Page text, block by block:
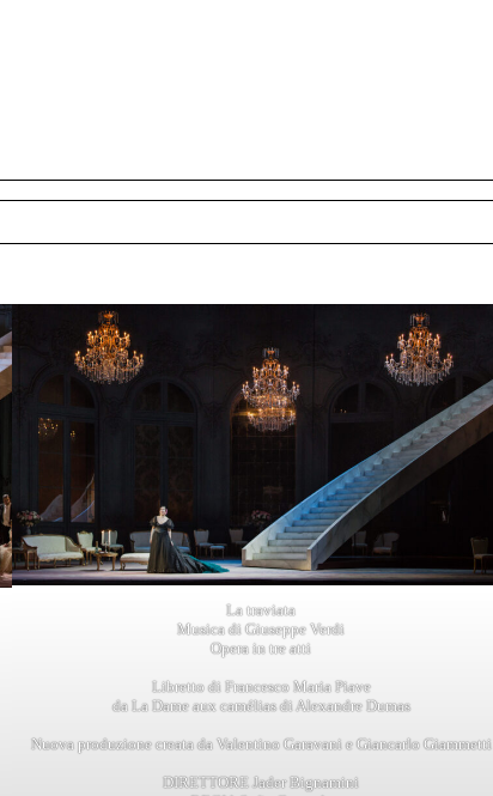
La traviata
Musica di Giuseppe Verdi
Opera in tre atti
Libretto di Francesco Maria Piave
da La Dame aux camélias di Alexandre Dumas
Nuova produzione creata da Valentino Garavani e Giancarlo Giammetti
DIRETTORE Jader Bignamini